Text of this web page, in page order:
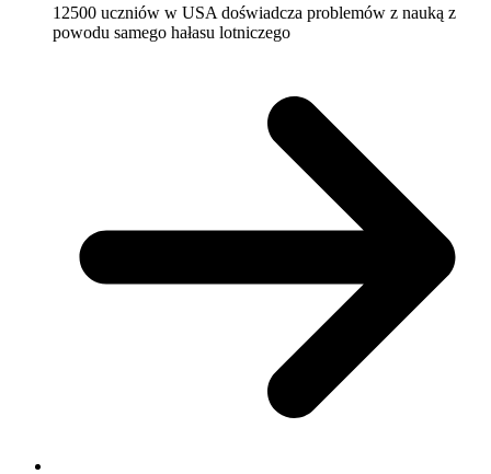
12500 uczniów w USA doświadcza problemów z nauką z
powodu samego hałasu lotniczego